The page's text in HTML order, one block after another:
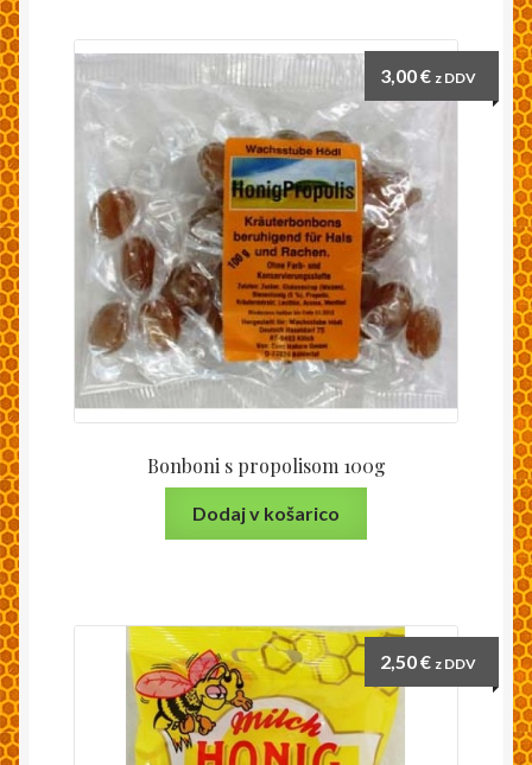
Moj račun
Pakiranje in dostava
Splošni pogoji
Trgovina
Zaključek nakupa
Bonboni s propolisom 100g
3,00€ z DDV
Dodaj v košarico
2,50€ z DDV